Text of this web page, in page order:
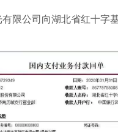
限公司向湖北省红十字